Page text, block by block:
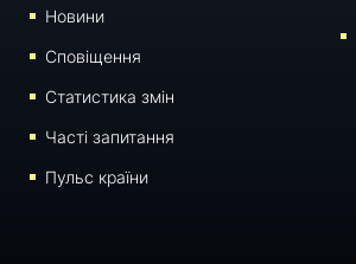
Новини
Сповіщення
Статистика змін
Часті запитання
Пульс країни